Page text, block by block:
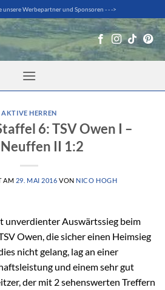
Werbepartner und Sponsoren - - ->
AKTIVE HERREN
6: TSV Owen I –
II 1:2
AM 29. MAI 2016 VON NICO HOGH
unverdienter Auswärtssieg beim
Owen, die sicher einen Heimsieg
nicht gelang, lag an einer
und einem sehr gut
der mit 2 sehenswerten Treffern